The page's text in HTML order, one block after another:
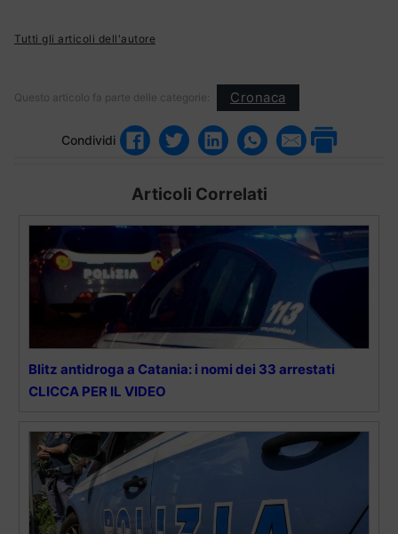
Tutti gli articoli dell'autore
Questo articolo fa parte delle categorie: Cronaca
Condividi
Articoli Correlati
Blitz antidroga a Catania: i nomi dei 33 arrestati
CLICCA PER IL VIDEO